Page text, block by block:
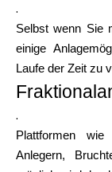
.
Selbst wenn Sie
einige
Laufe der Zeit zu
.
Plattformen
Anlegern,